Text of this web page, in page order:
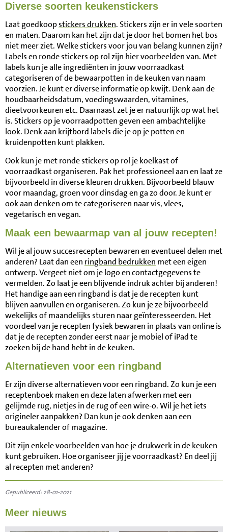
Diverse soorten keukenstickers
Laat goedkoopstickers drukken. Stickers zijn er in vele soorten
en maten. Daarom kan het zijn dat je door het bomen het bos
niet meer ziet. Welke stickers voor jou van belang kunnen zijn?
Labels en ronde stickers op rol zijn hier voorbeelden van. Met
labels kun je alle ingrediënten in jouw voorraadkast
categoriseren of de bewaarpotten in de keuken van naam
voorzien. Je kunt er diverse informatie op kwijt. Denk aan de
houdbaarheidsdatum, voedingswaarden, vitamines,
dieetvoorkeuren etc. Daarnaast zet je er natuurlijk op wat het
is. Stickers op je voorraadpotten geven een ambachtelijke
look. Denk aan krijtbord labels die je op je potten en
kruidenpotten kunt plakken.
Ook kun je met ronde stickers op rol je koelkast of
voorraadkast organiseren. Pak het professioneel aan en laat ze
bijvoorbeeld in diverse kleuren drukken. Bijvoorbeeld blauw
voor maandag, groen voor dinsdag en ga zo door. Je kunt er
ook aan denken om te categoriseren naar vis, vlees,
vegetarisch en vegan.
Maak een bewaarmap van al jouw recepten!
Wil je al jouw succesrecepten bewaren en eventueel delen met
anderen? Laat dan een ringband bedrukken met een eigen
ontwerp. Vergeet niet om je logo en contactgegevens te
vermelden. Zo laat je een blijvende indruk achter bij anderen!
Het handige aan een ringband is dat je de recepten kunt
blijven aanvullen en organiseren. Zo kun je ze bijvoorbeeld
wekelijks of maandelijks sturen naar geïnteresseerden. Het
voordeel van je recepten fysiek bewaren in plaats van online is
dat je de recepten zonder eerst naar je mobiel of iPad te
zoeken bij de hand hebt in de keuken.
Alternatieven voor een ringband
Er zijn diverse alternatieven voor een ringband. Zo kun je een
receptenboek maken en deze laten afwerken met een
gelijmde rug, nietjes in de rug of een wire-o. Wil je het iets
origineler aanpakken? Dan kun je ook denken aan een
bureaukalender of magazine.
Dit zijn enkele voorbeelden van hoe je drukwerk in de keuken
kunt gebruiken. Hoe organiseer jij je voorraadkast? En deel jij
al recepten met anderen?
Gepubliceerd: 28-01-2021
Meer nieuws